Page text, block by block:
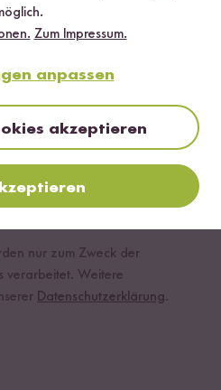
werden nur zum Zweck der
verarbeitet. Weitere
unserer
nur zum Zweck der
verarbeitet. Weitere
Datenschutzerklärung.
Zum Impressum.
anpassen
akzeptieren